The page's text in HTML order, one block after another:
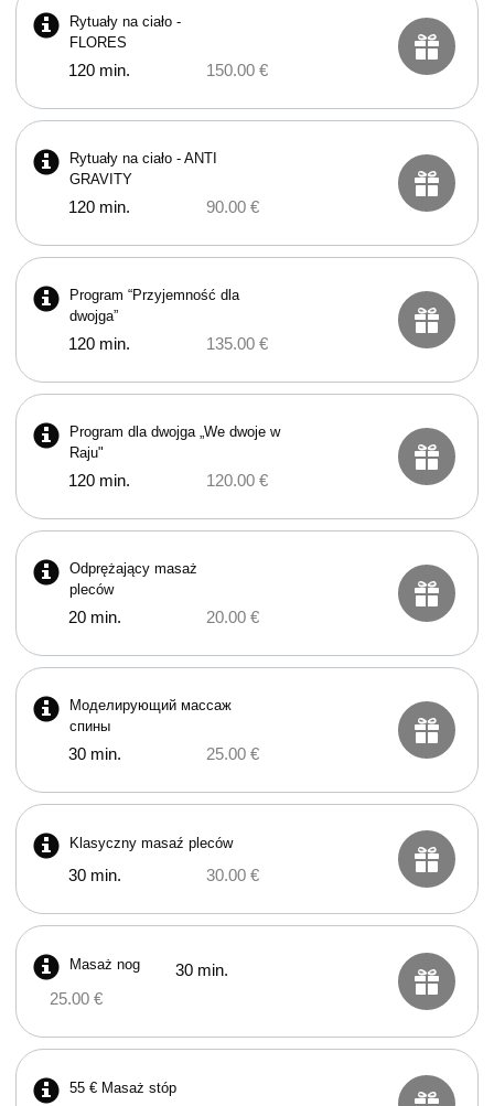
Rytuały na ciało -
FLORES
120 min. 150.00 €
Rytuały na ciało - ANTI
GRAVITY
120 min. 90.00 €
Program “Przyjemność dla
dwojga”
120 min. 135.00 €
Program dla dwojga „We dwoje w
Raju"
120 min. 120.00 €
Odprężający masaż
pleców
20 min. 20.00 €
Моделирующий массаж
спины
30 min. 25.00 €
Klasyczny masaź pleców
30 min. 30.00 €
Masaż nog
30 min.
25.00 €
55 € Masaż stóp